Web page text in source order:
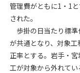
管理費がともに1・1
された。
歩掛の日当たり標準
が共通となり、対象
正率とする。岩手・
工が対象から外れてい
後、管理者がこれを
第4条（会員の定義
1. 管理者は前条によ
の何れかの項目に
員としての権限を